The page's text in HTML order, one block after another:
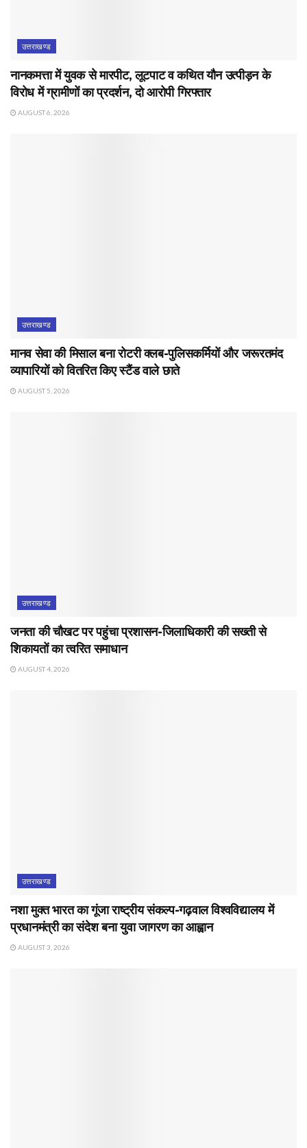
उत्तराखण्ड
नानकमत्ता में युवक से मारपीट, लूटपाट व कथित यौन उत्पीड़न के
विरोध में ग्रामीणों का प्रदर्शन, दो आरोपी गिरफ्तार
AUGUST 6, 2026
उत्तराखण्ड
मानव सेवा की मिसाल बना रोटरी क्लब-पुलिसकर्मियों और जरूरतमंद
व्यापारियों को वितरित किए स्टैंड वाले छाते
AUGUST 5, 2026
उत्तराखण्ड
जनता की चौखट पर पहुंचा प्रशासन-जिलाधिकारी की सख्ती से
शिकायतों का त्वरित समाधान
AUGUST 4, 2026
उत्तराखण्ड
नशा मुक्त भारत का गूंजा राष्ट्रीय संकल्प-गढ़वाल विश्वविद्यालय में
प्रधानमंत्री का संदेश बना युवा जागरण का आह्वान
AUGUST 3, 2026